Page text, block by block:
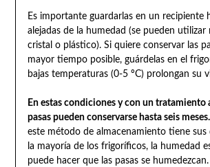
Es importante guardarlas en un recipiente
alejadas de la humedad (se pueden utilizar
cristal o plástico). Si quiere conservar las
mayor tiempo posible, guárdelas en el
bajas temperaturas (0-5 ºC) prolongan su
En estas condiciones y con un tratamiento
pasas pueden conservarse hasta seis meses.
este método de almacenamiento tiene sus
la mayoría de los frigoríficos, la humedad
puede hacer que las pasas se